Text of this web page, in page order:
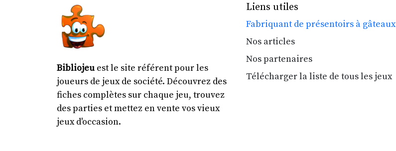
Bibliojeu est le site référent pour les
joueurs de jeux de société. Découvrez des
fiches complètes sur chaque jeu, trouvez
des parties et mettez en vente vos vieux
jeux d'occasion.
Liens utiles
Fabriquant de présentoirs à gâteaux
Nos articles
Nos partenaires
Télécharger la liste de tous les jeux